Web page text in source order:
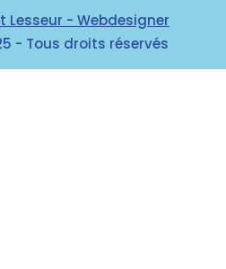
Lesseur - Webdesigner
- Tous droits réservés